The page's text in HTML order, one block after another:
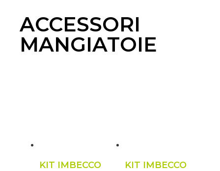
ACCESSORI
MANGIATOIE
KIT IMBECCO
KIT IMBECCO